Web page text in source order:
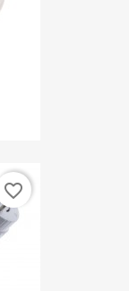
favorite_border